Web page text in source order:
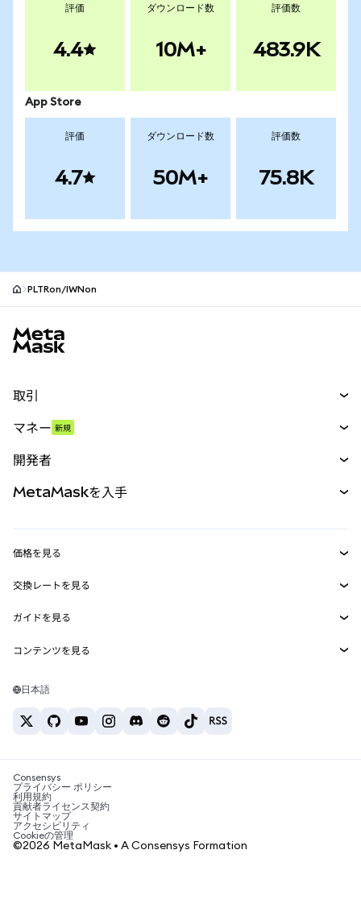
評価
4.4
ダウンロード数
10M+
評価数
483.9K
App Store
評価
4.7
ダウンロード数
50M+
評価数
75.8K
PLTRon/IWNon
取引
パーペチュアル
RWA
マネー 新規
開発者
MetaMask Connect
Snaps
Web3サービス
MetaMaskを入手
セキュリティ
サポート
キャリア
お問い合わせ
価格を見る
イーサリアムの価格
Solanaの価格
Tetherの価格
交換レートを見る
ETH→USD
USDT→INR
BTC→INR
ETH→USDT
ガイドを見る
ETHの購入
USDTの購入
SHIBの購入
BNBの購入
コンテンツを見る
Solanaウォレット
税制関連ニュース
暗号資産の購入方法は？
ビットコインを売るには？
日本語
Consensys
プライバシー ポリシー
利用規約
貢献者ライセンス契約
サイトマップ
アクセシビリティ
Cookieの管理
©2026 MetaMask • A Consensys Formation